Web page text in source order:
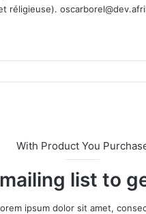
réligieuse).
With Product You
list to
ipsum dolor sit amet,